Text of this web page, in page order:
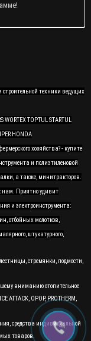
техники ведущих
WORTEX TOPTUL STARTUL
HONDA
хозяйства? - купите
и полиэтиленовой
а также, минитракторов.
нам. Приятно удивит
и электроинструмента:
отбойных молотков,
штукатурного,
стремянки, подмости,
вниманию отопительное
ATTACK, OPOP, PROTHERM,
средства индивидуальной
товаров.